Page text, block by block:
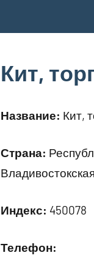
Кит,
Название: Кит,
Страна:
Индекс: 450078
Телефон: